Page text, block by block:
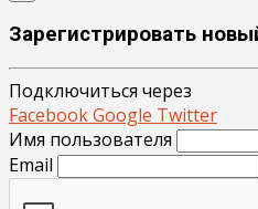
Зарегистрировать
Подключиться через
FacebookGoogle Twitter
Имя пользователя
Email